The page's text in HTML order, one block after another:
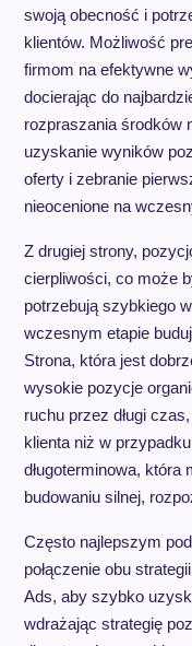
swoją obecność i
klientów. Możliwość
firmom na efektywne
docierając do
rozpraszania środków
uzyskanie wyników
oferty i zebranie
nieocenione na
Z drugiej strony,
cierpliwości, co może
potrzebują szybkiego
wczesnym etapie
Strona, która jest
wysokie pozycje
ruchu przez długi
klienta niż w
długoterminowa, która
budowaniu silnej,
Często najlepszym
połączenie obu
Ads, aby szybko
wdrażając strategię